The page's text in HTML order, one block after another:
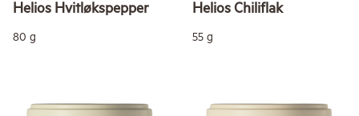
Helios Hvitløkspepper
80 g
Helios Chiliflak
55 g